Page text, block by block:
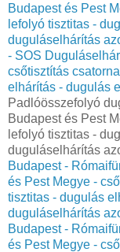
Budapest és Pest
lefolyó tisztitas -
duguláselhárítás
- SOS
csőtisztítás
elhárítás - dugulás
Padlóösszefolyó
Budapest és Pest
lefolyó tisztitas -
duguláselhárítás
Budapest -
és Pest Megye -
tisztitas - dugulás
duguláselhárítás
Budapest -
és Pest Megye -